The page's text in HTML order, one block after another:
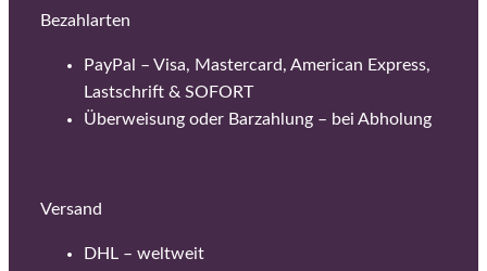
Bezahlarten
PayPal – Visa, Mastercard, American Express,
Lastschrift & SOFORT
Überweisung oder Barzahlung – bei Abholung
Versand
DHL – weltweit